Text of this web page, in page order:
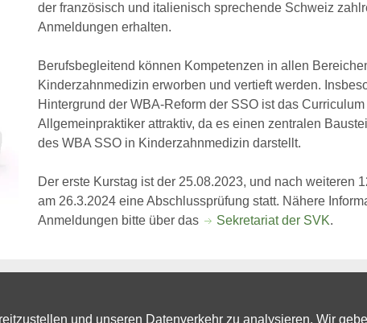
und unseren Datenverkehr zu analysieren. Wir
der französisch und italienisch sprechende Schweiz
Anmeldungen erhalten.
Berufsbegleitend können Kompetenzen in allen
Kinderzahnmedizin erworben und vertieft werden.
Hintergrund der WBA-Reform der SSO ist das
Allgemeinpraktiker attraktiv, da es einen zentralen
des WBA SSO in Kinderzahnmedizin darstellt.
Der erste Kurstag ist der 25.08.2023, und nach weiteren
am 26.3.2024 eine Abschlussprüfung statt. Nähere
Anmeldungen bitte über das
Sekretariat der SVK.